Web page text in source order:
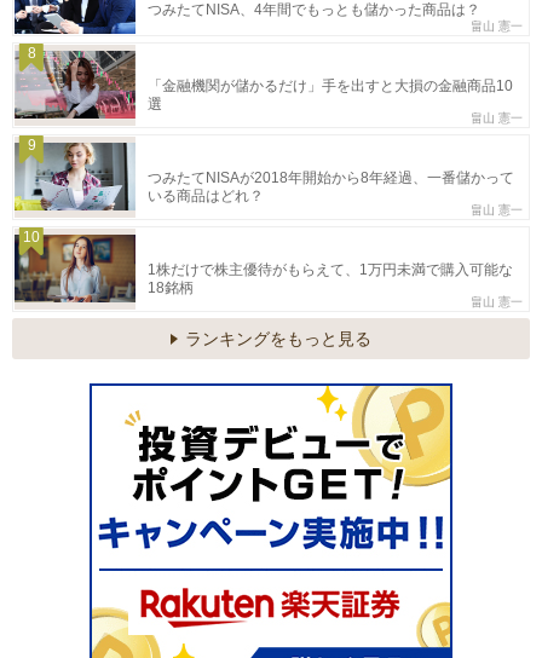
つみたてNISA、4年間でもっとも儲かった商品は？
畠山 憲一
8
「金融機関が儲かるだけ」手を出すと大損の金融商品10
選
畠山 憲一
9
つみたてNISAが2018年開始から8年経過、一番儲かって
いる商品はどれ？
畠山 憲一
10
1株だけで株主優待がもらえて、1万円未満で購入可能な
18銘柄
畠山 憲一
ランキングをもっと見る